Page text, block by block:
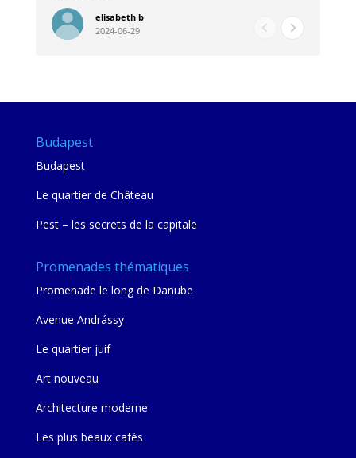
pour les restaurants . A la fin de notre séjour
nous étions plus avec une amie qu' une guide
elisabeth b
2024-06-29
Budapest
Budapest
Le quartier de Château
Pest – les secrets de la capitale
Promenades thématiques
Promenade le long de Danube
Avenue Andrássy
Le quartier juif
Art nouveau
Architecture moderne
Les plus beaux cafés